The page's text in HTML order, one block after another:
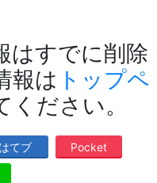
はすでに削除
報は トップペ
ださい。
はてブ Pocket